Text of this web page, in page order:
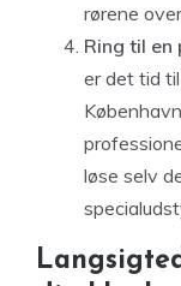
rørene
Ring til en
er det tid
København
løse selv